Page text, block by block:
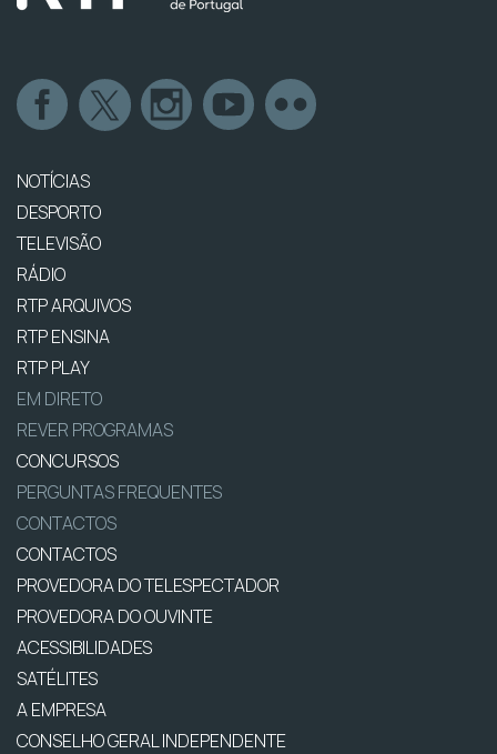
NOTÍCIAS
DESPORTO
TELEVISÃO
RÁDIO
RTP ARQUIVOS
RTP ENSINA
RTP PLAY
EM DIRETO
REVER PROGRAMAS
CONCURSOS
PERGUNTAS FREQUENTES
CONTACTOS
CONTACTOS
PROVEDORA DO TELESPECTADOR
PROVEDORA DO OUVINTE
ACESSIBILIDADES
SATÉLITES
A EMPRESA
CONSELHO GERAL INDEPENDENTE